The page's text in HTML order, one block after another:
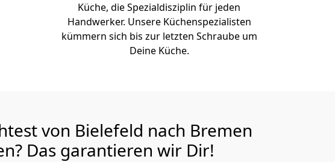
Küche, die Spezialdisziplin für jeden
Handwerker. Unsere Küchenspezialisten
kümmern sich bis zur letzten Schraube um
Deine Küche.
von Bielefeld nach Bremen
Das garantieren wir Dir!